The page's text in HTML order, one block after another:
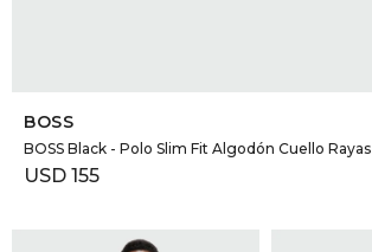
BOSS
BOSS Black - Polo Slim Fit Algodón Cuello Rayas
USD 155